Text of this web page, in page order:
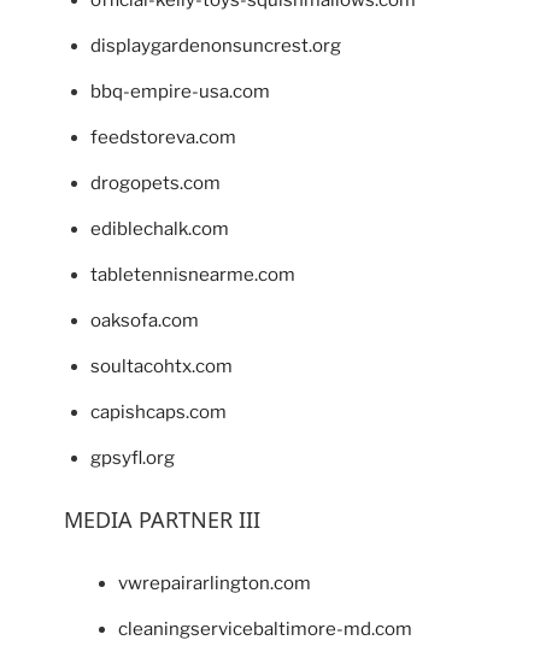
displaygardenonsuncrest.org
bbq-empire-usa.com
feedstoreva.com
drogopets.com
ediblechalk.com
tabletennisnearme.com
oaksofa.com
soultacohtx.com
capishcaps.com
gpsyfl.org
MEDIA PARTNER III
vwrepairarlington.com
cleaningservicebaltimore-md.com